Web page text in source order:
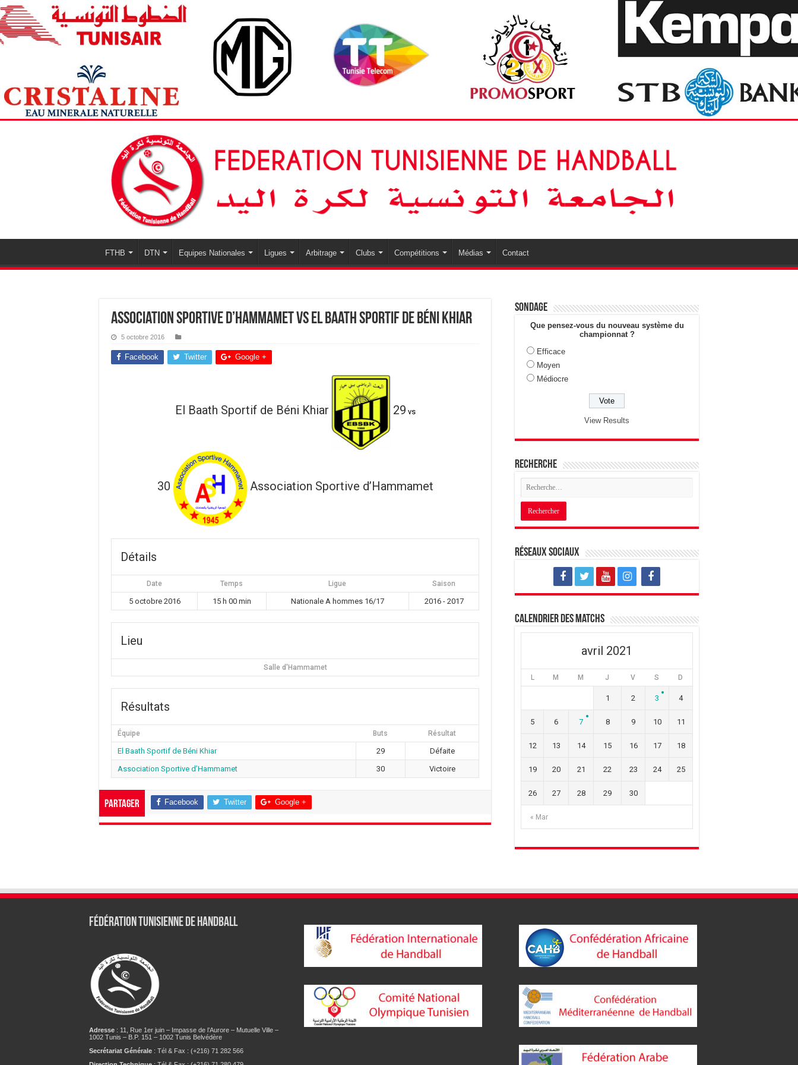
FTHB DTN Equipes Nationales Ligues Arbitrage Clubs Compétitions Médias Contact
Association Sportive d’Hammamet vs El Baath Sportif de Béni Khiar
5 octobre 2016
Facebook Twitter Google +
El Baath Sportif de Béni Khiar 29 vs
30 Association Sportive d’Hammamet
Détails
Date Temps Ligue Saison
5 octobre 2016 15 h 00 min Nationale A hommes 16/17 2016 - 2017
Lieu
Salle d'Hammamet
Résultats
Équipe Buts Résultat
El Baath Sportif de Béni Khiar 29
Défaite
Association Sportive d’Hammamet
30 Victoire
Partager Facebook Twitter Google +
Sondage
Que pensez-vous du nouveau système du
championnat ?
Efficace
Moyen
Médiocre
View Results
Recherche
Réseaux sociaux
Calendrier des matchs
avril 2021
L M M J V S D
« Mar
1 2 3 4
5 6 7 8 9 10 11
12 13 14 15 16 17 18
19 20 21 22 23 24 25
26 27 28 29 30
Fédération tunisienne de Handball
Adresse: 11, Rue 1er juin – Impasse de l’Aurore – Mutuelle Ville –
1002 Tunis – B.P. 151 – 1002 Tunis Belvédère
Secrétariat Générale: Tél & Fax : (+216) 71 282 566